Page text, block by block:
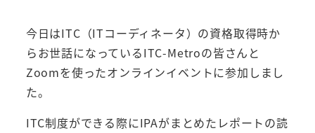
今日はITC（ITコーディネータ）の資格取得時か
らお世話になっているITC-Metroの皆さんと
Zoomを使ったオンラインイベントに参加しまし
た。
ITC制度ができる際にIPAがまとめたレポートの読